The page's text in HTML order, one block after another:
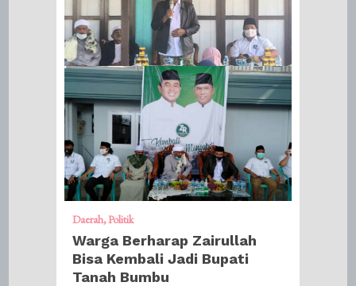
Daerah Politik
Warga Berharap Zairullah
Bisa Kembali Jadi Bupati
Tanah Bumbu